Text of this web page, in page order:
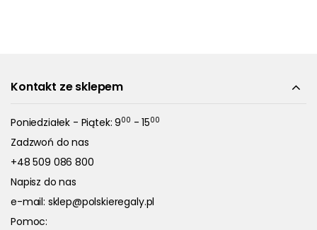
Kontakt ze sklepem
Poniedziałek - Piątek: 900 - 1500
Zadzwoń do nas
+48 509 086 800
Napisz do nas
e-mail: sklep@polskieregaly.pl
Pomoc: